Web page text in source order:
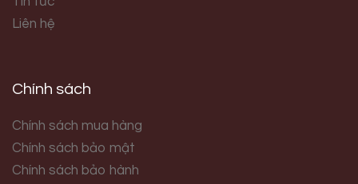
Liên hệ
Chính sách
Chính sách mua hàng
Chính sách bảo mật
Chính sách bảo hành